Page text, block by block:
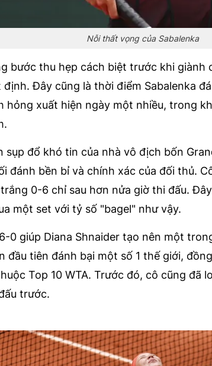
Nỗi thất vọng của Sabalenka
bước thu hẹp cách biệt trước khi giành
Đây cũng là thời điểm Sabalenka
hỏng xuất hiện ngày một nhiều, trong
sụp đổ khó tin của nhà vô địch bốn
đánh bền bỉ và chính xác của đối thủ.
0-6 chỉ sau hơn nửa giờ thi đấu.
một set với tỷ số "bagel" như vậy.
0 giúp Diana Shnaider tạo nên một
đầu tiên đánh bại một số 1 thế giới,
Top 10 WTA. Trước đó, cô cũng đã
trước.